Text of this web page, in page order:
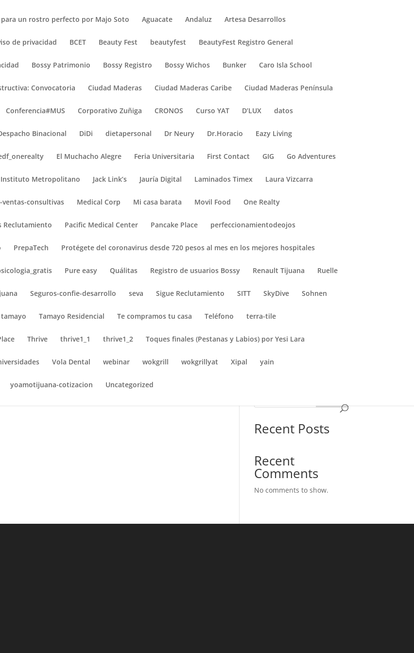
para un rostro perfecto por Majo Soto Aguacate Andaluz Artesa Desarrollos
de privacidad BCET Beauty Fest beautyfest BeautyFest Registro General
Bossy Patrimonio Bossy Registro Bossy Wichos Bunker Caro Isla School
Convocatoria Ciudad Maderas Ciudad Maderas Caribe Ciudad Maderas Península
Conferencia#MUS Corporativo Zuñiga CRONOS Curso YAT D’LUX datos
Binacional DiDi dietapersonal Dr Neury Dr.Horacio Eazy Living
El Muchacho Alegre Feria Universitaria First Contact GIG Go Adventures
Instituto Metropolitano Jack Link’s Jauría Digital Laminados Timex Laura Vizcarra
ventas-consultivas Medical Corp Mi casa barata Movil Food One Realty
Reclutamiento Pacific Medical Center Pancake Place perfeccionamientodeojos
PrepaTech Protégete del coronavirus desde 720 pesos al mes en los mejores hospitales
Pure easy Quálitas Registro de usuarios Bossy Renault Tijuana Ruelle
Seguros-confie-desarrollo seva Sigue Reclutamiento SITT SkyDive Sohnen
tamayo Tamayo Residencial Te compramos tu casa Teléfono terra-tile
Thrive thrive1_1 thrive1_2 Toques finales (Pestanas y Labios) por Yesi Lara
Vola Dental webinar wokgrill wokgrillyat Xipal yain
yoamotijuana-cotizacion Uncategorized
Recent Posts
Recent
Comments
No comments to show.